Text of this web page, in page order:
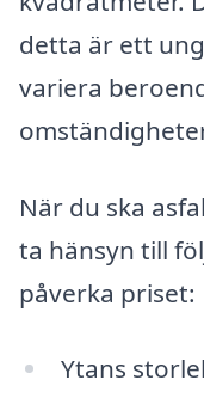
detta är ett
variera
När du ska
ta hänsyn till
påverka priset:
Ytans